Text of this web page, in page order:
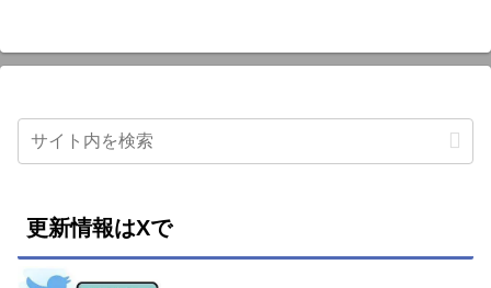
更新情報はXで